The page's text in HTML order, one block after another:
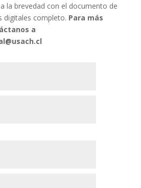
la brevedad con el documento de
digitales completo. Para más
a